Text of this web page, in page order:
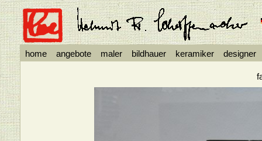
home angebote maler bildhauer keramiker designer